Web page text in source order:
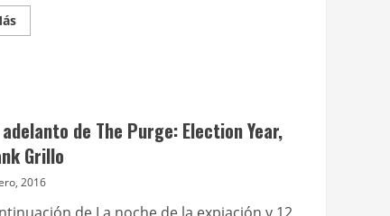
Leer
más
el
año
de
la
de The Purge: Election Year,
Grillo
2016
de La noche de la expiación y 12